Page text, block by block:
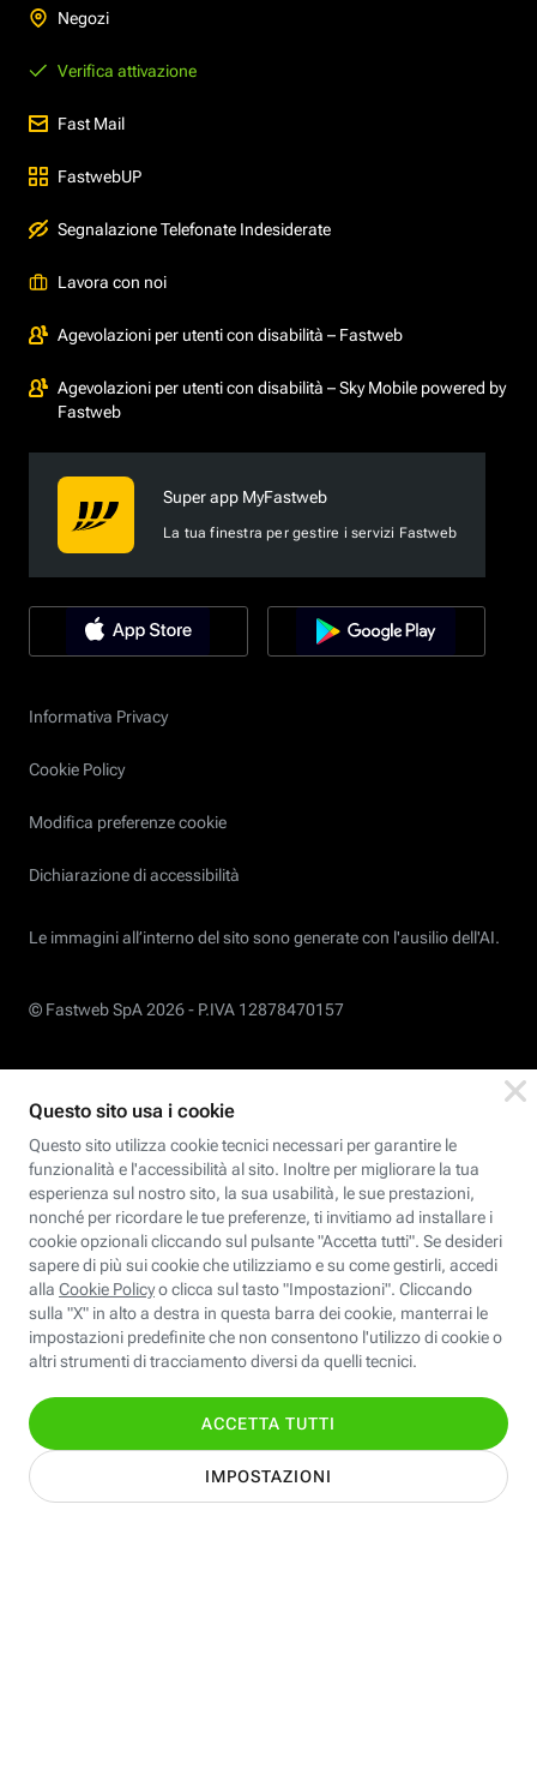
Negozi
Verifica attivazione
Fast Mail
FastwebUP
Segnalazione Telefonate Indesiderate
Lavora con noi
Agevolazioni per utenti con disabilità – Fastweb
Agevolazioni per utenti con disabilità – Sky Mobile powered by
Fastweb
Super app MyFastweb
La tua finestra per gestire i servizi Fastweb
Informativa Privacy
Cookie Policy
Modifica preferenze cookie
Dichiarazione di accessibilità
Le immagini all’interno del sito sono generate con l'ausilio dell'AI.
© Fastweb SpA 2026 - P.IVA 12878470157